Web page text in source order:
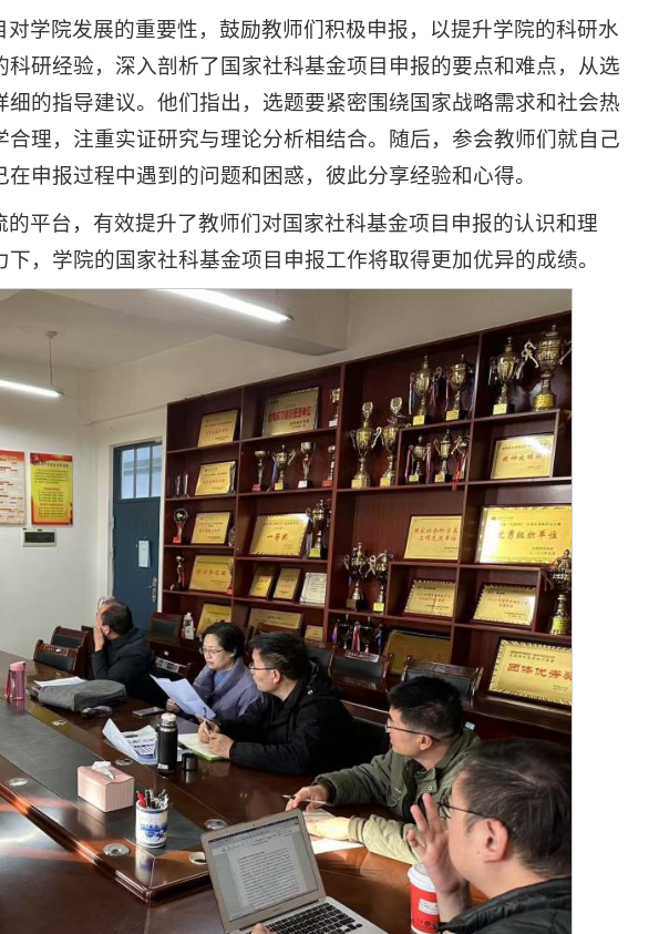
学院发展的重要性，鼓励教师们积极申报，以提升学院的科研水
研经验，深入剖析了国家社科基金项目申报的要点和难点，从选
的指导建议。他们指出，选题要紧密围绕国家战略需求和社会热
理，注重实证研究与理论分析相结合。随后，参会教师们就自己
申报过程中遇到的问题和困惑，彼此分享经验和心得。
平台，有效提升了教师们对国家社科基金项目申报的认识和理
，学院的国家社科基金项目申报工作将取得更加优异的成绩。